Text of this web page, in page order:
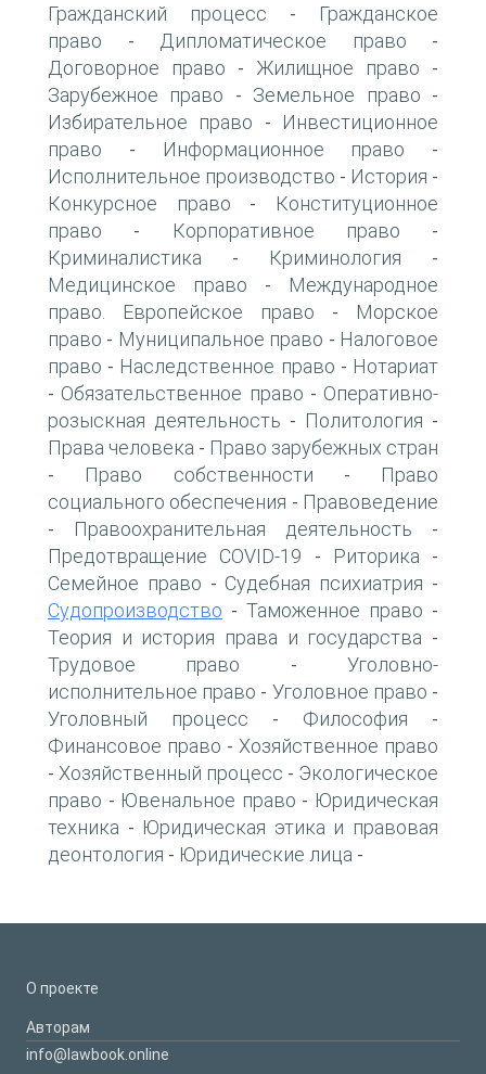
Гражданский процесс -
Гражданское
право - Дипломатическое право -
Договорное право - Жилищное право -
Зарубежное право - Земельное право -
Избирательное право -
Инвестиционное
право - Информационное право -
Исполнительное производство - История -
Конкурсное право -
Конституционное
право - Корпоративное право -
Криминалистика - Криминология -
Медицинское право -
Международное
право. Европейское право -
Морское
право - Муниципальное право - Налоговое
право - Наследственное право - Нотариат
- Обязательственное право - Оперативно-
розыскная деятельность - Политология -
Права человека - Право зарубежных стран
- Право собственности -
Право
социального обеспечения - Правоведение
- Правоохранительная деятельность -
Предотвращение COVID-19 - Риторика -
Семейное право - Судебная психиатрия -
Судопроизводство - Таможенное право -
Теория и история права и государства -
Трудовое право -Уголовно-
исполнительное право - Уголовное право -
Уголовный процесс - Философия -
Финансовое право - Хозяйственное право
- Хозяйственный процесс - Экологическое
право - Ювенальное право - Юридическая
техника - Юридическая этика и правовая
деонтология - Юридические лица -
О проекте
Авторам
info@lawbook.online